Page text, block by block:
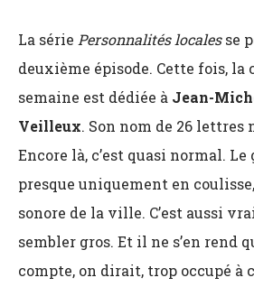
La série Personnalitéslocalesse
deuxième épisode. Cette fois, la
semaine est dédiée à Jean-
Veilleux. Son nom de 26 lettres
Encore là, c’est quasi normal.
presque uniquement en
sonore de la ville. C’est aussi
sembler gros. Et il ne s’en rend
compte, on dirait, trop occupé à